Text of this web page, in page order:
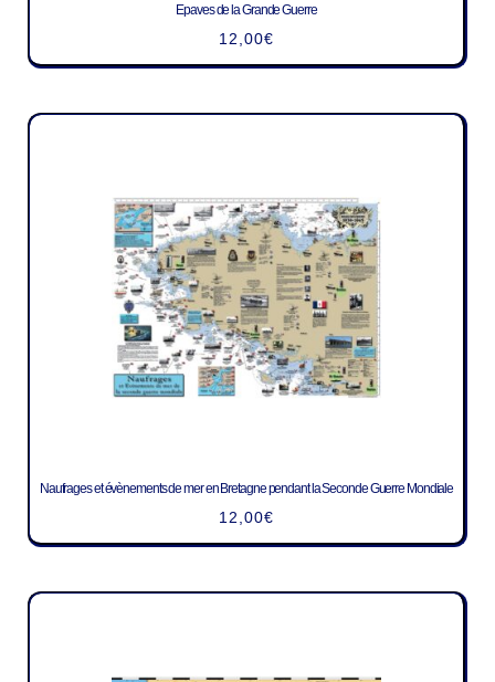
Epaves de la Grande Guerre
12,00€
Naufrages et évènements de mer en Bretagne pendant la Seconde Guerre Mondiale
12,00€